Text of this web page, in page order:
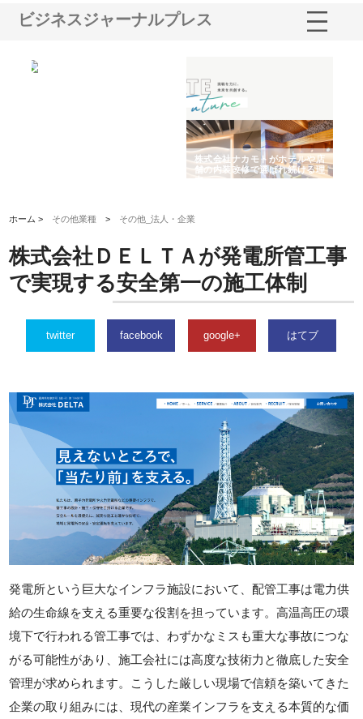
ビジネスジャーナルプレス
株式会社ナカモトがホテルや店
舗の内装改修で選ばれ続ける理
由
ホーム > その他業種 > その他_法人・企業
株式会社ＤＥＬＴＡが発電所管工事
で実現する安全第一の施工体制
twitter facebook google+ はてブ
発電所という巨大なインフラ施設において、配管工事は電力供
給の生命線を支える重要な役割を担っています。高温高圧の環
境下で行われる管工事では、わずかなミスも重大な事故につな
がる可能性があり、施工会社には高度な技術力と徹底した安全
管理が求められます。こうした厳しい現場で信頼を築いてきた
企業の取り組みには、現代の産業インフラを支える本質的な価